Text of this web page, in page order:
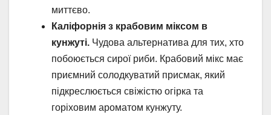
миттєво.
Каліфорнія з крабовим міксом в
кунжуті. Чудова альтернатива для тих, хто
побоюється сирої риби. Крабовий мікс має
приємний солодкуватий присмак, який
підкреслюється свіжістю огірка та
горіховим ароматом кунжуту.